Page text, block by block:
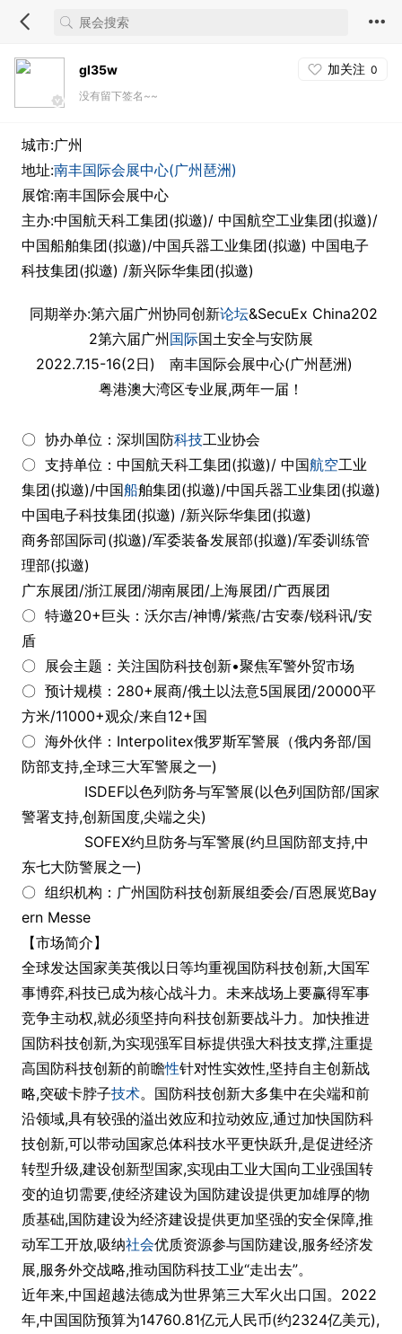
gl35w 加关注 0
没有留下签名~~
城市:广州
地址:南丰国际会展中心(广州琶洲)
展馆:南丰国际会展中心
主办:中国航天科工集团(拟邀)/ 中国航空工业集团(拟邀)/
中国船舶集团(拟邀)/中国兵器工业集团(拟邀) 中国电子
科技集团(拟邀) /新兴际华集团(拟邀)
同期举办:第六届广州协同创新论坛&SecuEx China202
2第六届广州 国际国土安全与安防展
2022.7.15-16(2日) 南丰国际会展中心(广州琶洲)
粤港澳大湾区专业展,两年一届！
〇 协办单位：深圳国防科技工业协会
〇 支持单位：中国航天科工集团(拟邀)/ 中国航空工业
集团(拟邀)/中国船舶集团(拟邀)/中国兵器工业集团(拟邀)
中国电子科技集团(拟邀) /新兴际华集团(拟邀)
商务部国际司(拟邀)/军委装备发展部(拟邀)/军委训练管
理部(拟邀)
广东展团/浙江展团/湖南展团/上海展团/广西展团
〇 特邀20+巨头：沃尔吉/神博/紫燕/古安泰/锐科讯/安
盾
〇 展会主题：关注国防科技创新•聚焦军警外贸市场
〇 预计规模：280+展商/俄土以法意5国展团/20000平
方米/11000+观众/来自12+国
〇 海外伙伴：Interpolitex俄罗斯军警展（俄内务部/国
防部支持,全球三大军警展之一)
ISDEF以色列防务与军警展(以色列国防部/国家
警署支持,创新国度,尖端之尖)
SOFEX约旦防务与军警展(约旦国防部支持,中
东七大防警展之一)
〇 组织机构：广州国防科技创新展组委会/百恩展览Bay
ern Messe
【市场简介】
全球发达国家美英俄以日等均重视国防科技创新,大国军
事博弈,科技已成为核心战斗力。未来战场上要赢得军事
竞争主动权,就必须坚持向科技创新要战斗力。加快推进
国防科技创新,为实现强军目标提供强大科技支撑,注重提
高国防科技创新的前瞻性针对性实效性,坚持自主创新战
略,突破卡脖子技术。国防科技创新大多集中在尖端和前
沿领域,具有较强的溢出效应和拉动效应,通过加快国防科
技创新,可以带动国家总体科技水平更快跃升,是促进经济
转型升级,建设创新型国家,实现由工业大国向工业强国转
变的迫切需要,使经济建设为国防建设提供更加雄厚的物
质基础,国防建设为经济建设提供更加坚强的安全保障,推
动军工开放,吸纳社会优质资源参与国防建设,服务经济发
展,服务外交战略,推动国防科技工业“走出去”。
近年来,中国超越法德成为世界第三大军火出口国。2022
年,中国国防预算为14760.81亿元人民币(约2324亿美元),